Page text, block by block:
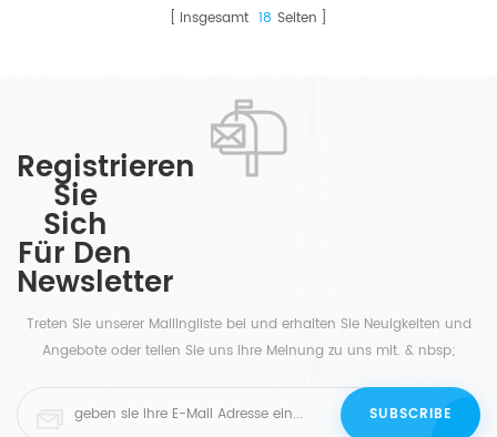
insgesamt 18 Seiten
Registrieren
Sie
Sich
Für Den
Newsletter
Treten Sie unserer Mailingliste bei und erhalten Sie Neuigkeiten und
Angebote oder teilen Sie uns Ihre Meinung zu uns mit. & nbsp;